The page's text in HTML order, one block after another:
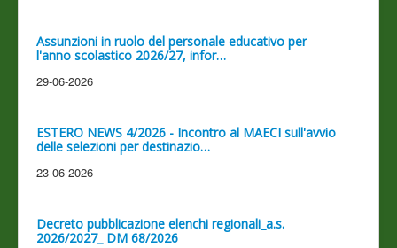
Assunzioni in ruolo del personale educativo per
l'anno scolastico 2026/27, infor…
29-06-2026
ESTERO NEWS 4/2026 - Incontro al MAECI sull'avvio
delle selezioni per destinazio…
23-06-2026
Decreto pubblicazione elenchi regionali_a.s.
2026/2027_ DM 68/2026